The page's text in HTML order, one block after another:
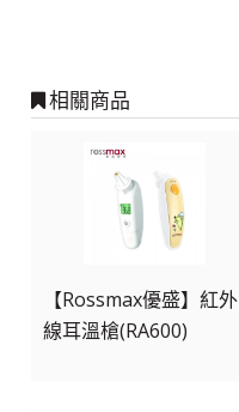
相關商品
【Rossmax優盛】紅外
線耳溫槍(RA600)